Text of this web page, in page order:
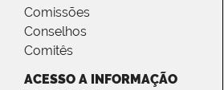
Comissões
Conselhos
Comitês
ACESSO A INFORMAÇÃO